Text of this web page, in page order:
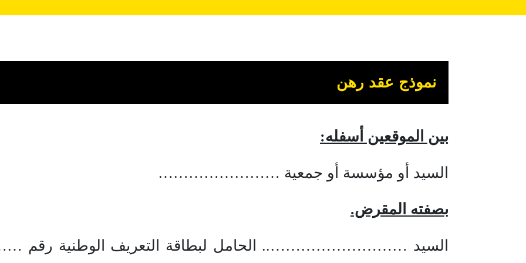
نموذج عقد رهن
بين الموقعين أسفله:
السيد أو مؤسسة أو جمعية ……………………
بصفته المقرض.
السيد ……………………….. الحامل لبطاقة التعريف الوطنية